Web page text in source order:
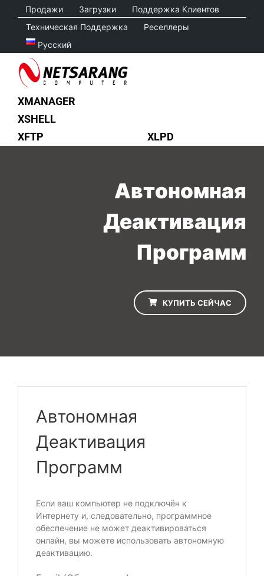
content
Продажи Загрузки
Поддержка Клиентов
Техническая Поддержка
Реселлеры
Русский
XMANAGER
XSHELL
XFTP
XLPD
Автономная
Деактивация
Программ
КУПИТЬ СЕЙЧАС
Автономная
Деактивация
Программ
Если ваш компьютер не подключён к
Интернету и, следовательно, программное
обеспечение не может деактивироваться
онлайн, вы можете использовать автономную
деактивацию.